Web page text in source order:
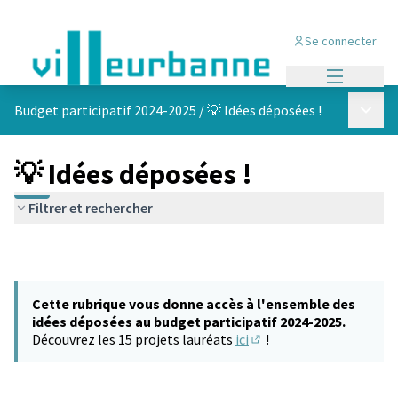
Se connecter
Budget participatif 2024-2025 /💡 Idées déposées !
💡 Idées déposées !
Filtrer et rechercher
Cette rubrique vous donne accès à l'ensemble des
idées déposées au budget participatif 2024-2025.
Découvrez les 15 projets lauréats ici !